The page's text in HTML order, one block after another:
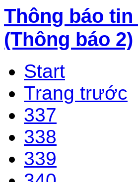
Thông báo tin
(Thông báo 2)
Start
Trang trước
337
338
339